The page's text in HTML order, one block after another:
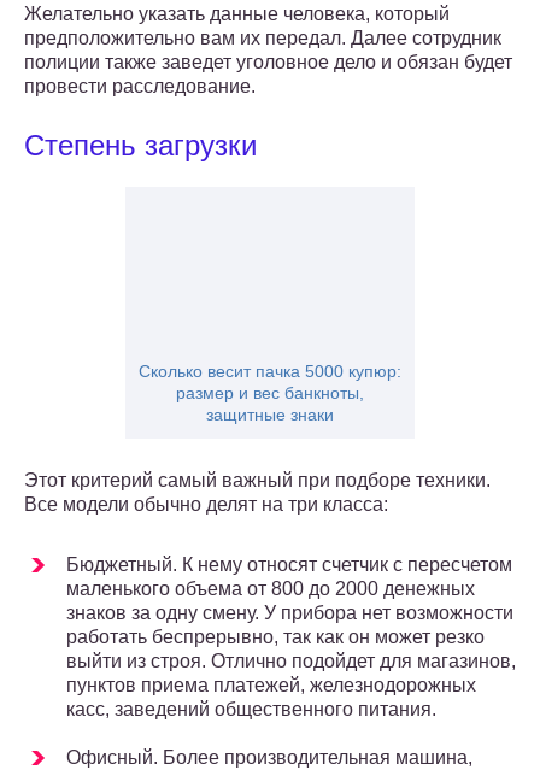
Желательно указать данные человека, который
предположительно вам их передал. Далее сотрудник
полиции также заведет уголовное дело и обязан будет
провести расследование.
Степень загрузки
Сколько весит пачка 5000 купюр:
размер и вес банкноты,
защитные знаки
Этот критерий самый важный при подборе техники.
Все модели обычно делят на три класса:
Бюджетный. К нему относят счетчик с пересчетом
маленького объема от 800 до 2000 денежных
знаков за одну смену. У прибора нет возможности
работать беспрерывно, так как он может резко
выйти из строя. Отлично подойдет для магазинов,
пунктов приема платежей, железнодорожных
касс, заведений общественного питания.
Офисный. Более производительная машина,